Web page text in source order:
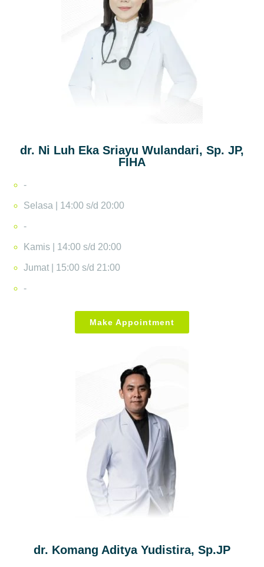
dr. Ni Luh Eka Sriayu Wulandari, Sp. JP,
FIHA
-
Selasa | 14:00 s/d 20:00
-
Kamis | 14:00 s/d 20:00
Jumat | 15:00 s/d 21:00
-
Make Appointment
dr. Komang Aditya Yudistira, Sp.JP